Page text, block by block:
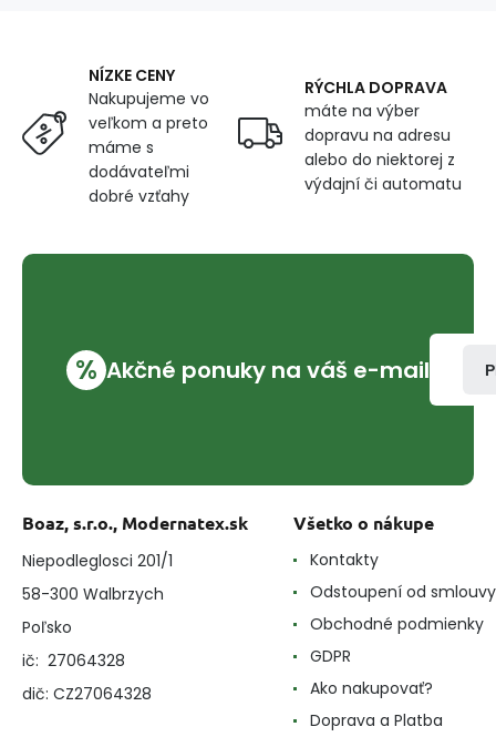
proužky
modré
NÍZKE CENY
Nakupujeme vo
veľkom a preto
máme s
dodávateľmi
dobré vzťahy
RÝCHLA DOPRAVA
máte na výber
dopravu na adresu
alebo do niektorej z
výdajní či automatu
% Akčné ponuky na váš e-mail
Boaz, s.r.o., Modernatex.sk
Niepodleglosci 201/1
58-300 Walbrzych
Poľsko
ič: 27064328
dič: CZ27064328
Všetko o nákupe
Kontakty
Odstoupení od smlouvy
Obchodné podmienky
GDPR
Ako nakupovať?
Doprava a Platba